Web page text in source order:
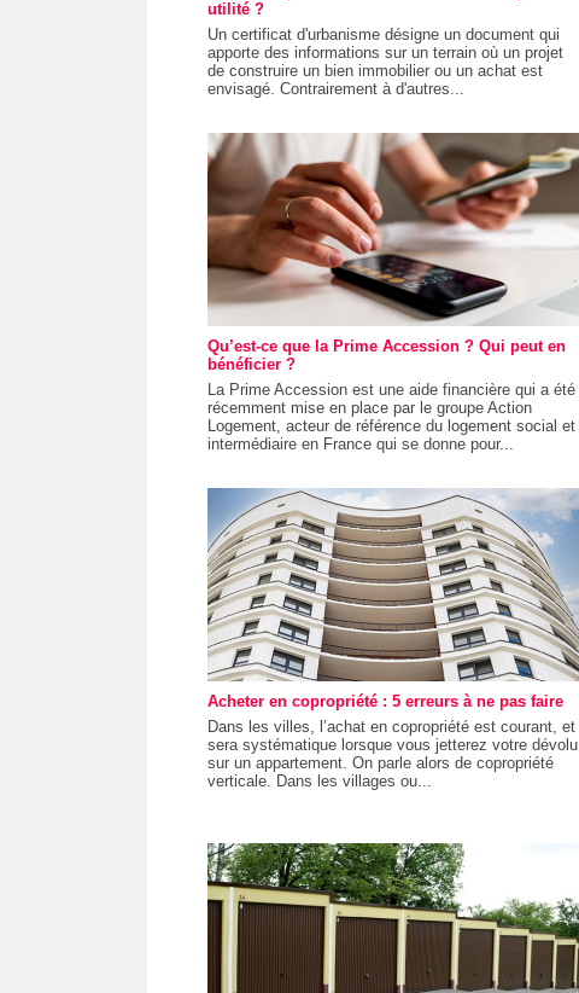
utilité ?
Un certificat d'urbanisme désigne un document qui
apporte des informations sur un terrain où un projet
de construire un bien immobilier ou un achat est
envisagé. Contrairement à d'autres...
Qu’est-ce que la Prime Accession ? Qui peut en
bénéficier ?
La Prime Accession est une aide financière qui a été
récemment mise en place par le groupe Action
Logement, acteur de référence du logement social et
intermédiaire en France qui se donne pour...
Acheter en copropriété : 5 erreurs à ne pas faire
Dans les villes, l’achat en copropriété est courant, et
sera systématique lorsque vous jetterez votre dévolu
sur un appartement. On parle alors de copropriété
verticale. Dans les villages ou...